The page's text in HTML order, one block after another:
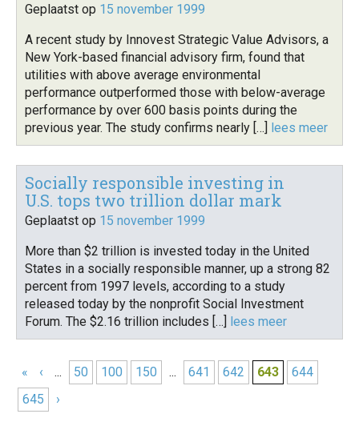
Geplaatst op 15 november 1999
A recent study by Innovest Strategic Value Advisors, a
New York-based financial advisory firm, found that
utilities with above average environmental
performance outperformed those with below-average
performance by over 600 basis points during the
previous year. The study confirms nearly […] lees meer
Socially responsible investing in
U.S. tops two trillion dollar mark
Geplaatst op 15 november 1999
More than $2 trillion is invested today in the United
States in a socially responsible manner, up a strong 82
percent from 1997 levels, according to a study
released today by the nonprofit Social Investment
Forum. The $2.16 trillion includes […] lees meer
« ‹ ... 50 100 150 ... 641 642 643
644
645
›